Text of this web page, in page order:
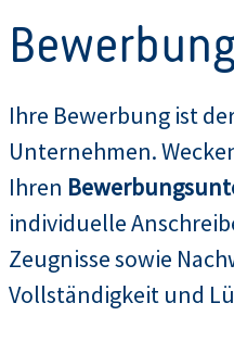
Ihre Bewerbung ist
Unternehmen.
Ihren
individuelle
Zeugnisse sowie
Vollständigkeit und